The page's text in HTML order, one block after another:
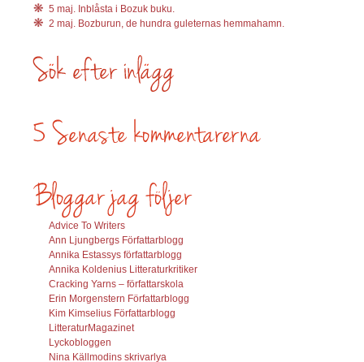
5 maj. Inblåsta i Bozuk buku.
2 maj. Bozburun, de hundra guleternas hemmahamn.
Advice To Writers
Ann Ljungbergs Författarblogg
Annika Estassys författarblogg
Annika Koldenius Litteraturkritiker
Cracking Yarns – författarskola
Erin Morgenstern Författarblogg
Kim Kimselius Författarblogg
LitteraturMagazinet
Lyckobloggen
Nina Källmodins skrivarlya